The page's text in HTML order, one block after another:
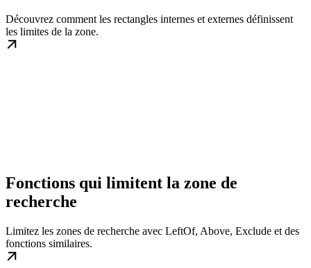
Découvrez comment les rectangles internes et externes définissent
les limites de la zone.
Fonctions qui limitent la zone de
recherche
Limitez les zones de recherche avec LeftOf, Above, Exclude et des
fonctions similaires.